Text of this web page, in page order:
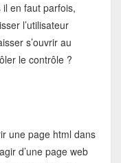
il en faut parfois,
l’utilisateur
s’ouvrir au
le contrôle ?
une page html dans
d’une page web